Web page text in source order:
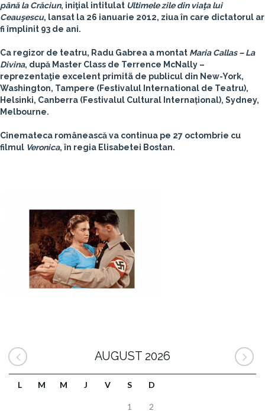
până la Crăciun, iniţial intitulat Ultimele zile din viaţa lui
Ceauşescu, lansat la 26 ianuarie 2012, ziua în care dictatorul ar
fi împlinit 93 de ani.
Ca regizor de teatru, Radu Gabrea a montat Maria Callas – La
Divina, după Master Class de Terrence McNally –
reprezentaţie excelent primitã de publicul din New-York,
Washington, Tampere (Festivalul International de Teatru),
Helsinki, Canberra (Festivalul Cultural Internațional), Sydney,
Melbourne.
Cinemateca românească va continua pe 27 octombrie cu
filmul Veronica, în regia Elisabetei Bostan.
AUGUST 2026
L M M J V S D
1 2